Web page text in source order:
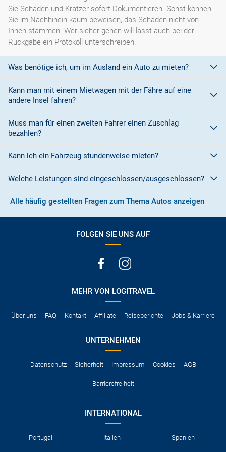
Sie Schäden und Kratzer sofort Dokumentieren. Sonst können
Sie im Nachhinein kaum beweisen, das Schäden nicht von
Ihnen stammen. Wer sicher gehen will lässt auch bei der
Rückgabe ein Protokoll unterschreiben.
Was benötige ich, um im Ausland ein Auto zu mieten?
Mit einem europäischen Führerschein ist es kein Problem ein
Fahrzeug zu mieten. In Europa und bei den meisten
Kann man mit einem Mietwagen mit der Fähre auf eine
andere Insel fahren?
Die meisten Fahrzeugvermieter erlauben aus Gründen des
Versicherungsschutzes an Bord eines Schiffes nicht, dass ihre
Informationen finden Sie in den Bedingungen des Vermieters.
Muss man für einen zweiten Fahrer einen Zuschlag
bezahlen?
Ja. Für jeden zusätzlichen Fahrer muss am Zielort ein Zuschlag
Sonderangebot informiert, bei dem ein zusätzlicher Fahrer
Kann ich ein Fahrzeug stundenweise mieten?
Derzeit ist der Mindestzeitraum für eine Autoanmietung 24
Welche Leistungen sind eingeschlossen/ausgeschlossen?
Normalerweise werden Ihnen in den AGB's die Leistungen beim
Abschluss der Buchung aufgezeigt. Wenn nicht anders
(Normalerweise mit SB)
Die folgenden Leistungen sind normalerweise im Mietpreis
Parkhäuser, Maut, Steuern, Strafzettel
Kindersitze, GPS, Schneeketten
Alle häufig gestellten Fragen zum Thema Autos anzeigen
FOLGEN SIE UNS AUF
MEHR VON LOGITRAVEL
Über uns FAQ Kontakt Affiliate Reiseberichte Jobs & Karriere
UNTERNEHMEN
Datenschutz Sicherheit Impressum Cookies AGB
Barrierefreiheit
INTERNATIONAL
Portugal Italien Spanien